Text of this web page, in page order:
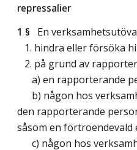
repressalier
1 § En
1. hindra eller försöka
2. på grund av
a) en rapporterande
b) någon hos
den rapporterande
såsom en förtroendevald
c) någon hos